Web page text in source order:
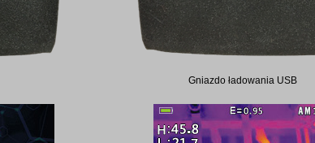
Gniazdo ładowania USB